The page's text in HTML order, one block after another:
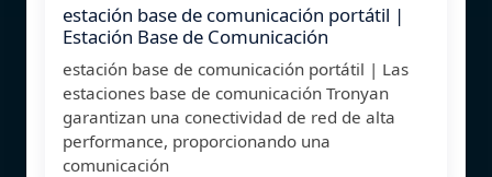
estación base de comunicación portátil |
Estación Base de Comunicación
estación base de comunicación portátil | Las
estaciones base de comunicación Tronyan
garantizan una conectividad de red de alta
performance, proporcionando una
comunicación